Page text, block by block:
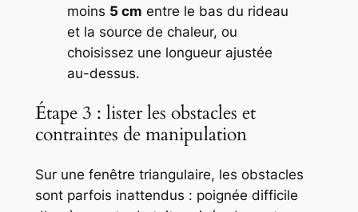
moins 5 cm entre le bas du rideau
et la source de chaleur, ou
choisissez une longueur ajustée
au-dessus.
Étape 3 : lister les obstacles et
contraintes de manipulation
Sur une fenêtre triangulaire, les obstacles
sont parfois inattendus : poignée difficile